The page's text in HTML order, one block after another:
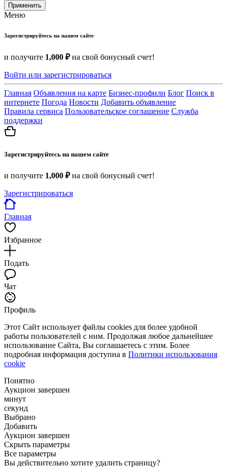
Применить
Меню
Зарегистрируйтесь на нашем сайте
и получите 1,000 ₽на свой бонусный счет!
Войти или зарегистрироваться
Главная Объявления на карте Бизнес-профили Блог Поиск в
интернете Погода Новости Добавить объявление
Правила сервиса Пользовательское соглашение Служба
поддержки
Зарегистрируйтесь на нашем сайте
и получите 1,000 ₽на свой бонусный счет!
Зарегистрироваться
Главная
Избранное
Подать
Чат
Профиль
Этот Сайт использует файлы cookies для более удобной
работы пользователей с ним. Продолжая любое дальнейшее
использование Сайта, Вы соглашаетесь с этим. Более
подробная информация доступна в Политики использования
cookie
Понятно
Аукцион завершен
минут
секунд
Выбрано
Добавить
Аукцион завершен
Скрыть параметры
Все параметры
Вы действительно хотите удалить страницу?